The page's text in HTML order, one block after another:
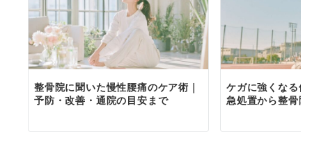
整骨院に聞いた慢性腰痛のケア術｜
予防・改善・通院の目安まで
ケガに強くなる
急処置から整骨院